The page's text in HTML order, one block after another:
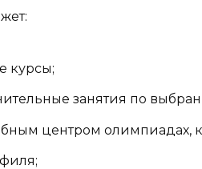
курсы;
занятия по
центром олимпиадах,